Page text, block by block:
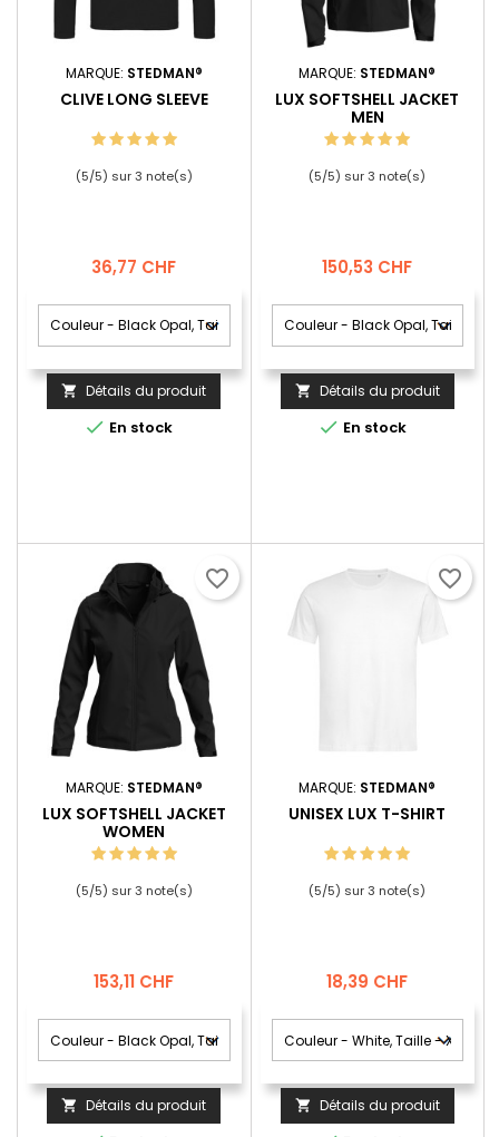
MARQUE: STEDMAN®
CLIVE LONG SLEEVE
(5/5) sur3 note(s)
Prix
36,77 CHF
 Détails du produit
 En stock
MARQUE: STEDMAN®
LUX SOFTSHELL JACKET
MEN
(5/5) sur3 note(s)
Prix
150,53 CHF
 Détails du produit
 En stock
MARQUE: STEDMAN®
LUX SOFTSHELL JACKET
WOMEN
(5/5) sur3 note(s)
Prix
153,11 CHF
 Détails du produit
favorite_border
MARQUE: STEDMAN®
UNISEX LUX T-SHIRT
(5/5) sur3 note(s)
Prix
18,39 CHF
 Détails du produit
favorite_border